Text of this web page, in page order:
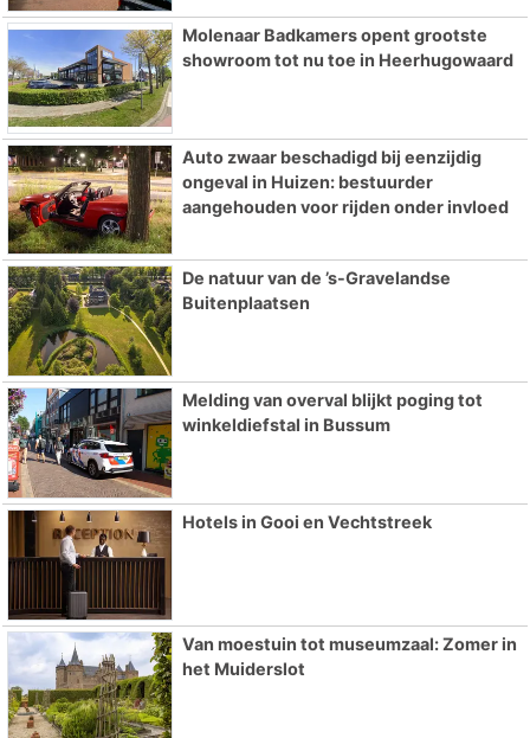
Molenaar Badkamers opent grootste
showroom tot nu toe in Heerhugowaard
Auto zwaar beschadigd bij eenzijdig
ongeval in Huizen: bestuurder
aangehouden voor rijden onder invloed
De natuur van de ’s-Gravelandse
Buitenplaatsen
Melding van overval blijkt poging tot
winkeldiefstal in Bussum
Hotels in Gooi en Vechtstreek
Van moestuin tot museumzaal: Zomer in
het Muiderslot